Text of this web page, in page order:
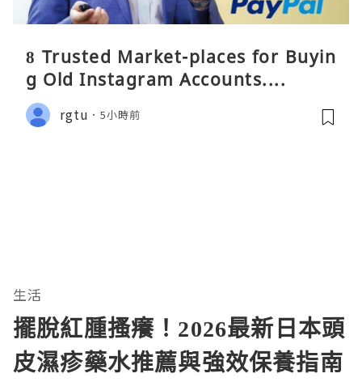
8 Trusted Market-places for Buyin
g Old Instagram Accounts....
rgtu 5小時前
生活
擺脫紅腫搔癢！2026最新日本頭
皮濕疹藥水推薦與強效保養指南